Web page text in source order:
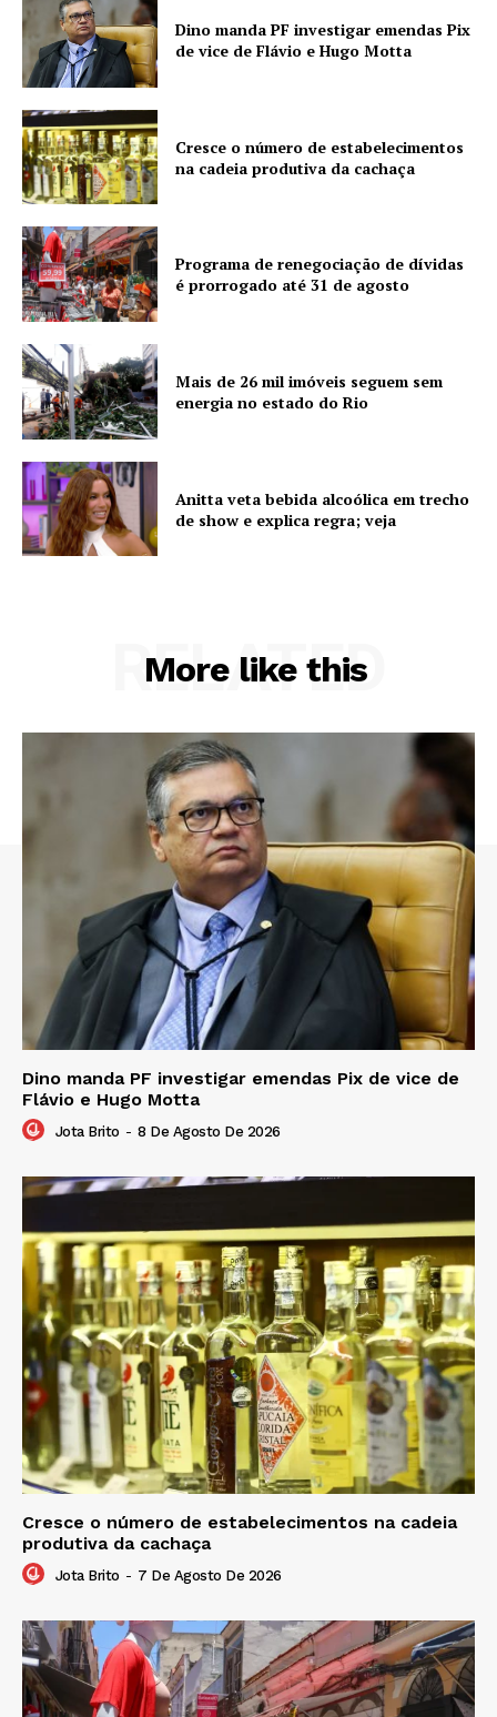
Dino manda PF investigar emendas Pix
de vice de Flávio e Hugo Motta
Cresce o número de estabelecimentos
na cadeia produtiva da cachaça
Programa de renegociação de dívidas
é prorrogado até 31 de agosto
Mais de 26 mil imóveis seguem sem
energia no estado do Rio
Anitta veta bebida alcoólica em trecho
de show e explica regra; veja
More like this
RELATED
Dino manda PF investigar emendas Pix de vice de
Flávio e Hugo Motta
Jota Brito - 8 De Agosto De 2026
Cresce o número de estabelecimentos na cadeia
produtiva da cachaça
Jota Brito - 7 De Agosto De 2026